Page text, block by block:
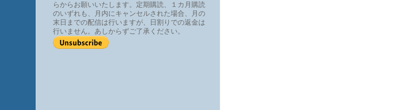
らからお願いいたします。定期購読、１カ月購読
のいずれも、月内にキャンセルされた場合、月の
末日までの配信は行いますが、日割りでの返金は
行いません。あしからずご了承ください。